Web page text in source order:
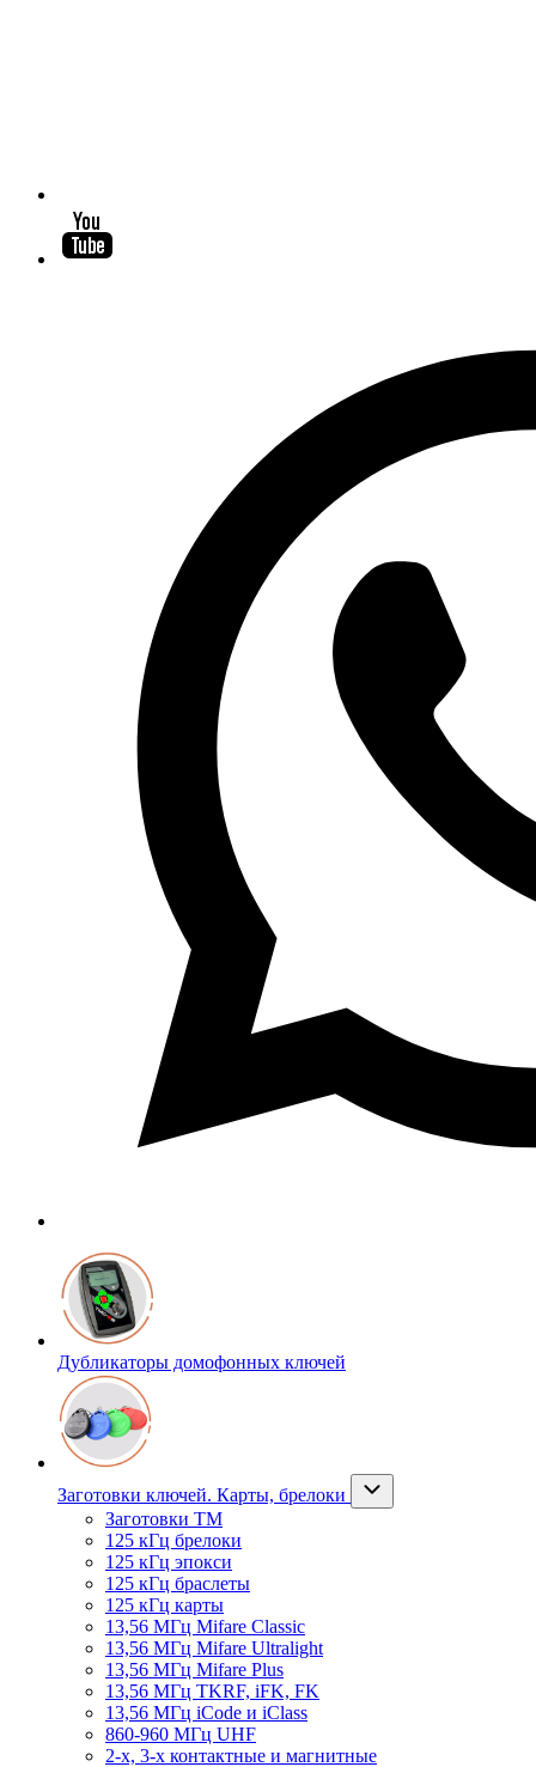
Дубликаторы домофонных ключей
Заготовки ключей. Карты, брелоки
Заготовки ТМ
125 кГц брелоки
125 кГц эпокси
125 кГц браслеты
125 кГц карты
13,56 МГц Mifare Classic
13,56 МГц Mifare Ultralight
13,56 МГц Mifare Plus
13,56 МГц TKRF, iFK, FK
13,56 МГц iCode и iClass
860-960 МГц UHF
2-х, 3-х контактные и магнитные